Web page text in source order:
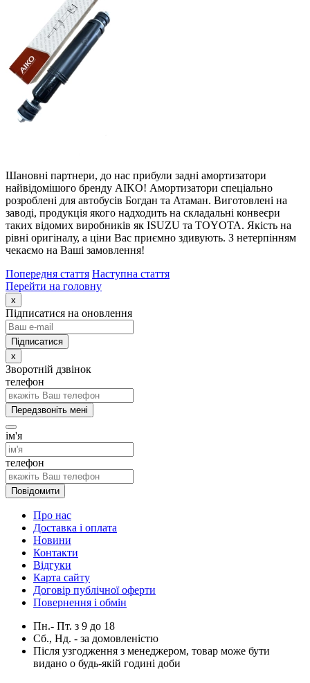
Шановні партнери, до нас прибули задні амортизатори
найвідомішого бренду AIKO! Амортизатори спеціально
розроблені для автобусів Богдан та Атаман. Виготовлені на
заводі, продукція якого надходить на складальні конвеєри
таких відомих виробників як ISUZU та TOYOTA. Якість на
рівні оригіналу, а ціни Вас приємно здивують. З нетерпінням
чекаємо на Ваші замовлення!
Попередня стаття Наступна стаття
Перейти на головну
x
Підписатися на оновлення
x
Зворотній дзвінок
телефон
Передзвоніть мені
ім'я
телефон
Повідомити
Про нас
Доставка і оплата
Новини
Контакти
Відгуки
Карта сайту
Договір публічної оферти
Повернення і обмін
Пн.- Пт. з 9 до 18
Сб., Нд. - за домовленістю
Після узгодження з менеджером, товар може бути
видано о будь-якій годині доби